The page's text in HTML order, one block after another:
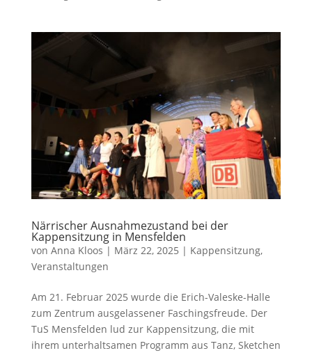
Närrischer Ausnahmezustand bei der
Kappensitzung in Mensfelden
von Anna Kloos | März 22, 2025 | Kappensitzung,
Veranstaltungen
Am 21. Februar 2025 wurde die Erich-Valeske-Halle
zum Zentrum ausgelassener Faschingsfreude. Der
TuS Mensfelden lud zur Kappensitzung, die mit
ihrem unterhaltsamen Programm aus Tanz, Sketchen